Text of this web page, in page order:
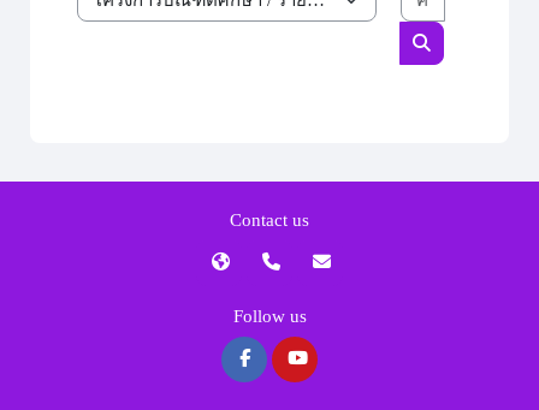
ประเภทของรายวิชา
ค้นหารายวิชา
Contact us
Follow us